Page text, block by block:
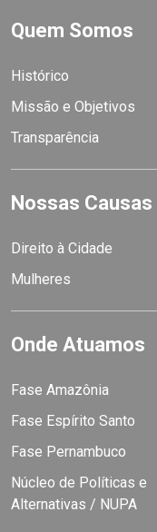
Quem Somos
Histórico
Missão e Objetivos
Transparência
Nossas Causas
Direito à Cidade
Mulheres
Onde Atuamos
Fase Amazônia
Fase Espírito Santo
Fase Pernambuco
Núcleo de Políticas e
Alternativas / NUPA